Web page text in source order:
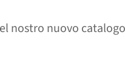
nostro nuovo